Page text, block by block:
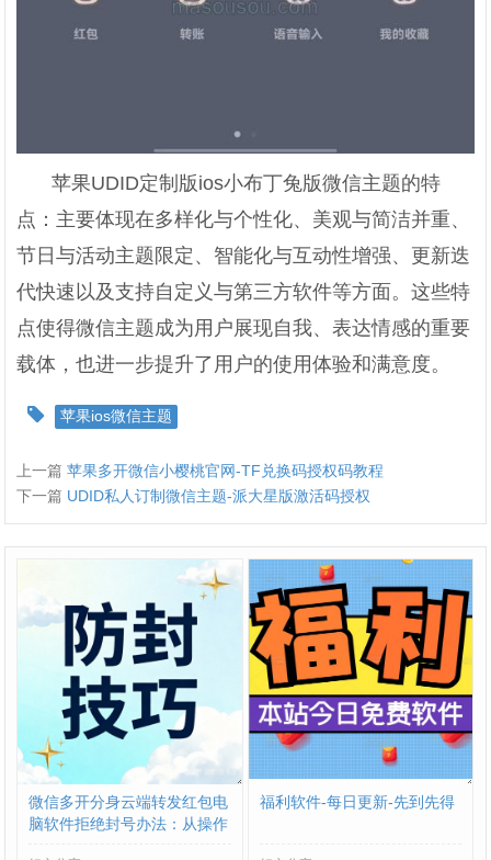
苹果UDID定制版ios小布丁兔版微信主题的特
点：主要体现在多样化与个性化、美观与简洁并重、
节日与活动主题限定、智能化与互动性增强、更新迭
代快速以及支持自定义与第三方软件等方面。这些特
点使得微信主题成为用户展现自我、表达情感的重要
载体，也进一步提升了用户的使用体验和满意度。
苹果ios微信主题
上一篇苹果多开微信小樱桃官网-TF兑换码授权码教程
下一篇 UDID私人订制微信主题-派大星版激活码授权
微信多开分身云端转发红包电
脑软件拒绝封号办法：从操作
福利软件-每日更新-先到先得